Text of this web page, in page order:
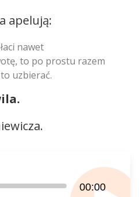
apelują:
nawet
to po prostu razem
uzbierać.
00:00